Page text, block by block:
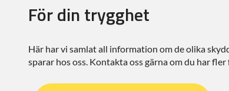
För din trygghet
Här har vi samlat all information om de olika
sparar hos oss. Kontakta oss gärna om du har